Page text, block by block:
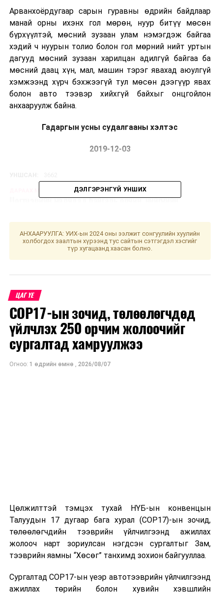
Арванхоёрдугаар сарын гуравны өдрийн байдлаар
манай орны ихэнх гол мөрөн, нуур битүү мөсөн
бүрхүүлтэй, мөсний зузаан улам нэмэгдэж байгаа
хэдий ч нуурын толио болон гол мөрний нийт уртын
дагууд мөсний зузаан харилцан адилгүй байгаа ба
мөсний даац хүн, мал, машин тэрэг явахад аюулгүй
хэмжээнд хүрч бэхжээгүй тул мөсөн дээгүүр явах
болон авто тээвэр хийхгүй байхыг онцгойлон
анхааруулж байна.
Гадаргын усны судалгааны хэлтэс
2019-12-03
Цогтцэцийн малчдад байгаль орчин, нийгмийн
Улаанбаатарт өдөртөө 11 хэм хүйтэн
ДЭЛГЭРЭНГҮЙ УНШИХ
АНХААРУУЛГА: УИХ-ын 2024 оны ээлжит сонгуулийн хуулийн
холбогдох заалтын хүрээнд тус сайтын сэтгэгдэл хэсгийг
түр хугацаанд хаасан болно.
ЦАГ ҮЕ
COP17-ын зочид, төлөөлөгчдөд
үйлчлэх 250 орчим жолоочийг
сургалтад хамруулжээ
Огноо: 1 өдрийн өмнө , 2026/08/07
Цөлжилттэй тэмцэх тухай НҮБ-ын конвенцын
Талуудын 17 дугаар бага хурал (COP17)-ын зочид,
төлөөлөгчдийн тээврийн үйлчилгээнд ажиллах
жолооч нарт зориулсан нэгдсэн сургалтыг Зам,
тээврийн яамны “Хөсөг” танхимд зохион байгууллаа.
Сургалтад COP17-ын үеэр автотээврийн үйлчилгээнд
ажиллах төрийн болон хувийн хэвшлийн